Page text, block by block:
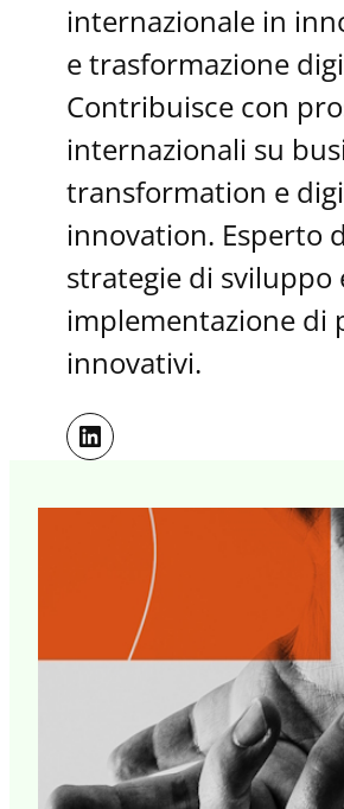
internazionale in
e trasformazione
Contribuisce con
internazionali su
transformation e
innovation. Esperto
strategie di sviluppo
implementazione di
innovativi.
LinkedIn